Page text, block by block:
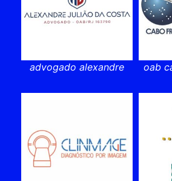
advogado alexandre
oab